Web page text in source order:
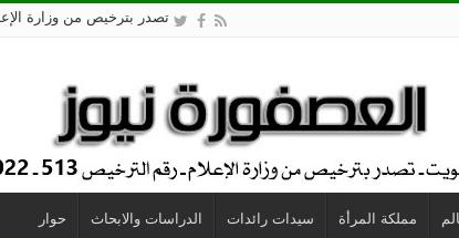
تصدر بترخيص من وزارة الإعلام -
مملكة المرأة سيدات رائدات الدراسات والابحاث حوار